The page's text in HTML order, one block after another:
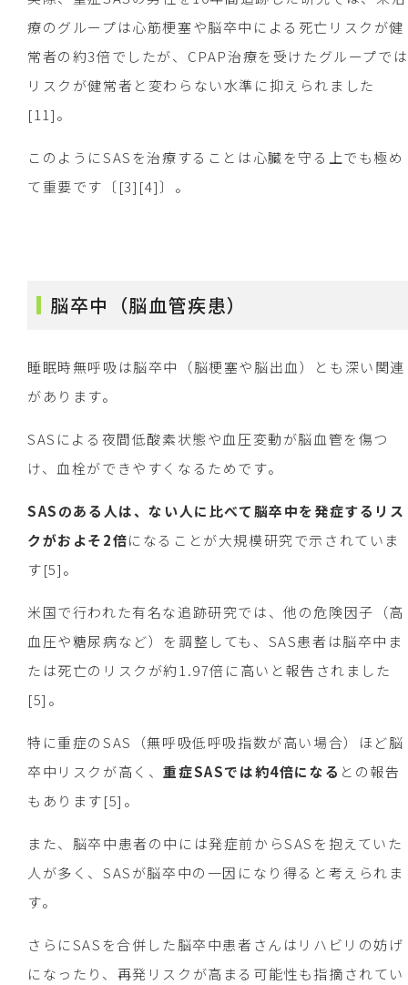
療のグループは心筋梗塞や脳卒中による死亡リスクが健
常者の約3倍でしたが、CPAP治療を受けたグループでは
リスクが健常者と変わらない水準に抑えられました
[11]。
このようにSASを治療することは心臓を守る上でも極め
て重要です〔[3][4]〕。
脳卒中（脳血管疾患）
睡眠時無呼吸は脳卒中（脳梗塞や脳出血）とも深い関連
があります。
SASによる夜間低酸素状態や血圧変動が脳血管を傷つ
け、血栓ができやすくなるためです。
SASのある人は、ない人に比べて脳卒中を発症するリス
クがおよそ2倍になることが大規模研究で示されていま
す[5]。
米国で行われた有名な追跡研究では、他の危険因子（高
血圧や糖尿病など）を調整しても、SAS患者は脳卒中ま
たは死亡のリスクが約1.97倍に高いと報告されました
[5]。
特に重症のSAS（無呼吸低呼吸指数が高い場合）ほど脳
卒中リスクが高く、重症SASでは約4倍になる との報告
もあります[5]。
また、脳卒中患者の中には発症前からSASを抱えていた
人が多く、SASが脳卒中の一因になり得ると考えられま
す。
さらにSASを合併した脳卒中患者さんはリハビリの妨げ
になったり、再発リスクが高まる可能性も指摘されてい